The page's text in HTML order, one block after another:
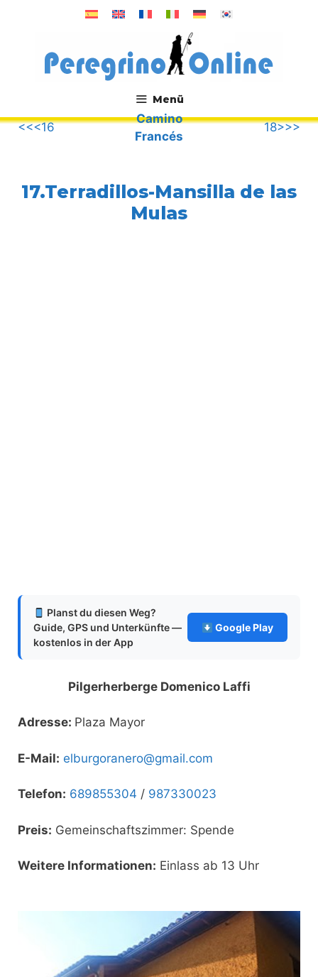
Menü
. <<<16
Camino
Francés
18>>>
17.Terradillos-Mansilla de las
Mulas
Planst du diesen Weg?
Guide, GPS und Unterkünfte —
kostenlos in der App
Google Play
Pilgerherberge Domenico Laffi
Adresse: Plaza Mayor
E-Mail: elburgoranero@gmail.com
Telefon: 689855304 / 987330023
Preis: Gemeinschaftszimmer: Spende
Weitere Informationen: Einlass ab 13 Uhr